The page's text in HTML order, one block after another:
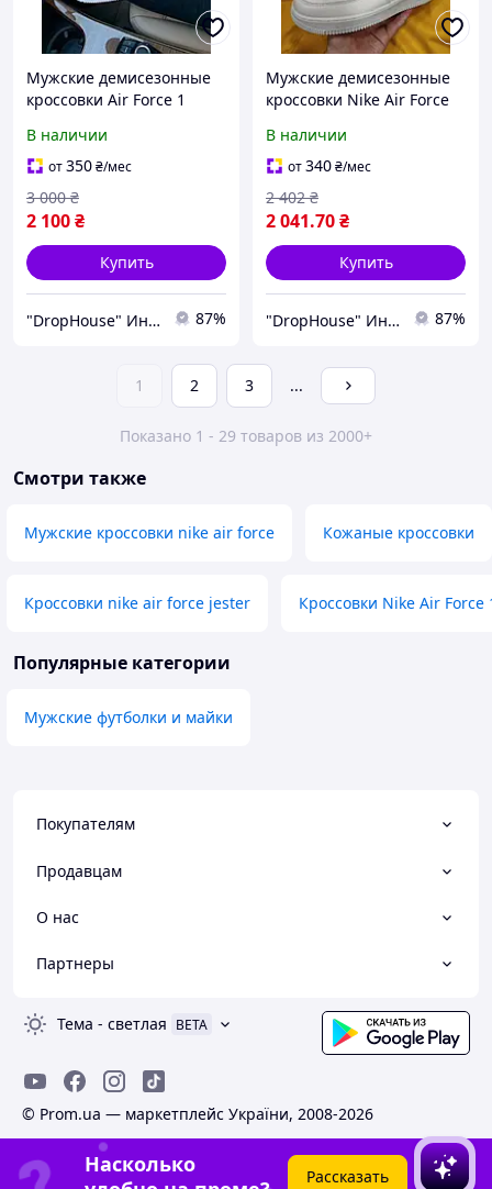
Мужские демисезонные
кроссовки Air Force 1
низкие стильные
кроссовки N003 Найк
house
В наличии
от350₴/мес
2 100₴
3 000 ₴
Купить
"DropHouse" Интернет-магазин 87%
Мужские демисезонные
кроссовки Nike Air Force
стильные кроссовки D221
Найк house
В наличии
от340₴/мес
2 041.70₴
2 402 ₴
Купить
"DropHouse" Интернет-магазин 87%
1 2 3 ...
Показано 1 - 29 товаров из 2000+
Смотри также
Мужские кроссовки nike air force Кожаные кроссовки
Кроссовки nike air force jester Кроссовки Nike Air Force
Популярные категории
Мужские футболки и майки
Покупателям
Продавцам
О нас
Партнеры
Тема - светлая BETA
© Prom.ua — маркетплейс України, 2008-2026
Насколько
Рассказать